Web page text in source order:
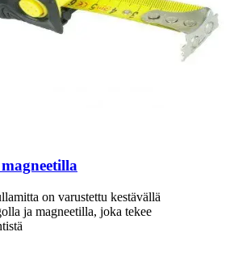
on varustettu kestävällä
ja magneetilla, joka tekee